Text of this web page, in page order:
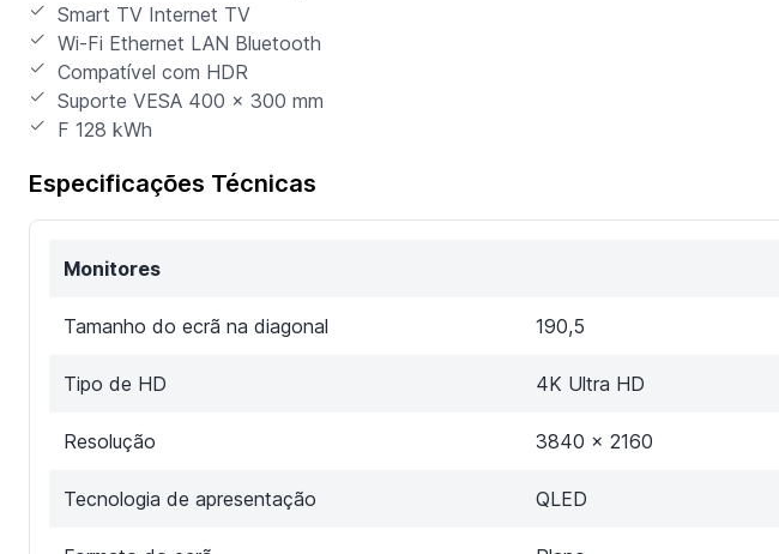
Smart TV Internet TV
Wi-Fi Ethernet LAN Bluetooth
Compatível com HDR
Suporte VESA 400 x 300 mm
F 128 kWh
Especificações Técnicas
Monitores
Tamanho do ecrã na diagonal 190,5
Tipo de HD 4K Ultra HD
Resolução 3840 x 2160
Tecnologia de apresentação QLED